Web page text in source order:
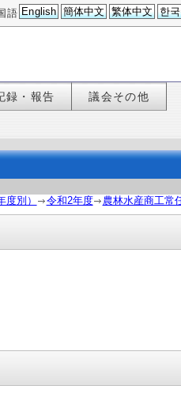
語 English 簡体中文 繁体中文 한
録・報告 議会その他
別） 令和2年度 農林水産商工常